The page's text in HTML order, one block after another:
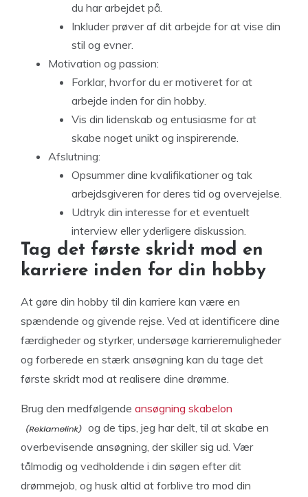
du har arbejdet på.
Inkluder prøver af dit arbejde for at vise din
stil og evner.
Motivation og passion:
Forklar, hvorfor du er motiveret for at
arbejde inden for din hobby.
Vis din lidenskab og entusiasme for at
skabe noget unikt og inspirerende.
Afslutning:
Opsummer dine kvalifikationer og tak
arbejdsgiveren for deres tid og overvejelse.
Udtryk din interesse for et eventuelt
interview eller yderligere diskussion.
Tag det første skridt mod en
karriere inden for din hobby
At gøre din hobby til din karriere kan være en
spændende og givende rejse. Ved at identificere dine
færdigheder og styrker, undersøge karrieremuligheder
og forberede en stærk ansøgning kan du tage det
første skridt mod at realisere dine drømme.
Brug den medfølgende ansøgning skabelon
og de tips, jeg har delt, til at skabe en
overbevisende ansøgning, der skiller sig ud. Vær
tålmodig og vedholdende i din søgen efter dit
drømmejob, og husk altid at forblive tro mod din